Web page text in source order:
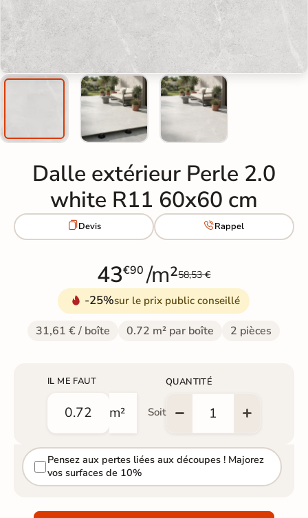
Dalle extérieur Perle 2.0
white R11 60x60 cm
Devis Rappel
43€90 /m²58,53 €
-25%sur le prix public conseillé
31,61 € / boîte 0.72 m² par boîte 2 pièces
IL ME FAUT
m² Soit
QUANTITÉ
Pensez aux pertes liées aux découpes ! Majorez
vos surfaces de 10%